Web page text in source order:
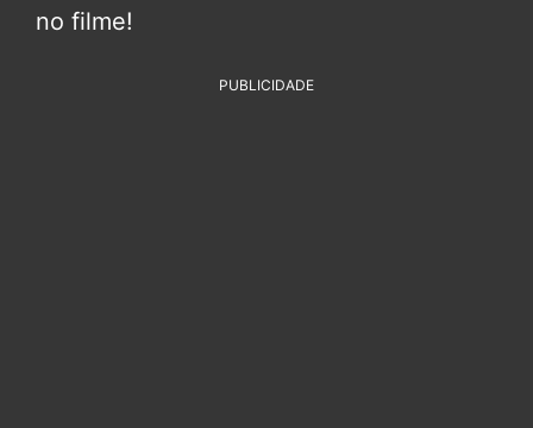
no filme!
PUBLICIDADE